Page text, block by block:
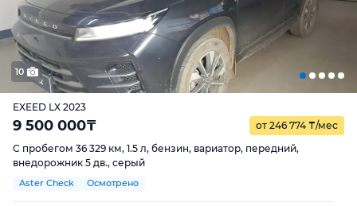
10
EXEED LX 2023
9 500 000₸ от 246 774 ₸/мес
С пробегом 36 329 км, 1.5 л, бензин, вариатор, передний,
внедорожник 5 дв., серый
Aster Check Осмотрено